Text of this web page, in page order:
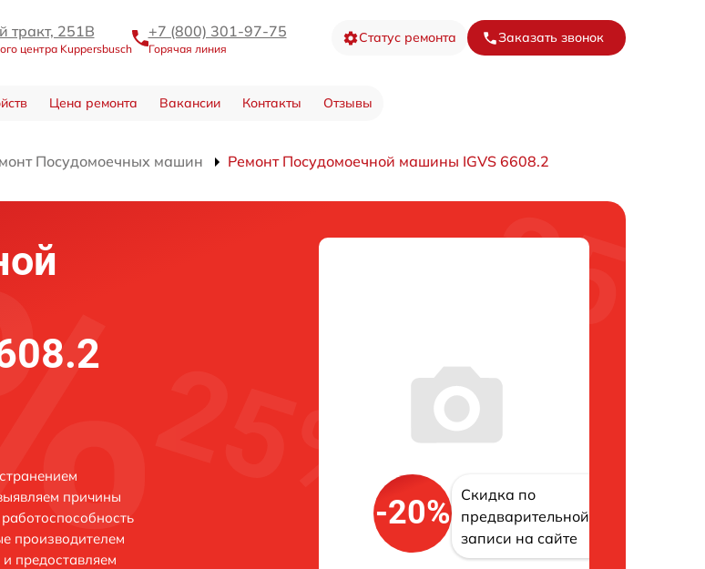
тракт, 251В
центра Kuppersbusch
+7 (800) 301-97-75
Горячая линия
Статус ремонта Заказать звонок
Цена ремонта Вакансии Контакты Отзывы
Посудомоечных машин Ремонт Посудомоечной машины IGVS 6608.2
причины
производителем
предоставляем
-20%
Скидка по
предварительной
записи на сайте